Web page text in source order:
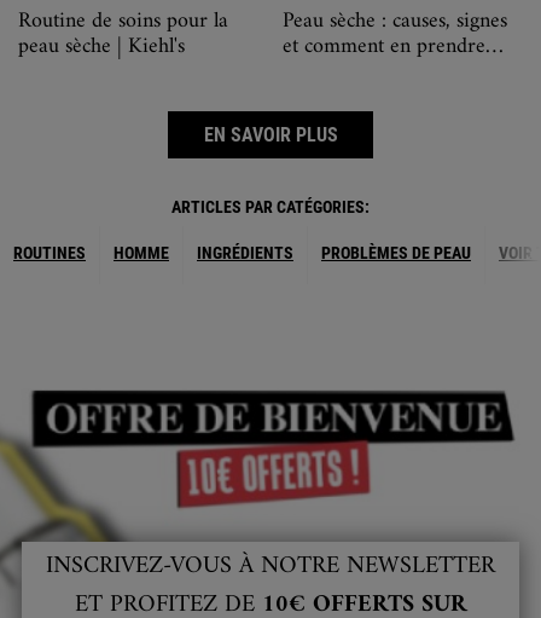
Routine de soins pour la
peau sèche | Kiehl's
Peau sèche : causes, signes
et comment en prendre
EN SAVOIR PLUS
ARTICLES PAR CATÉGORIES:
ROUTINES HOMME INGRÉDIENTS PROBLÈMES DE PEAU VOIR
INSCRIVEZ-VOUS À NOTRE NEWSLETTER
ET PROFITEZ DE 10€ OFFERTS SUR